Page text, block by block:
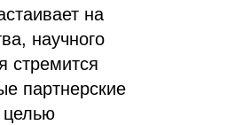
на
научного
стремится
партнерские
целью